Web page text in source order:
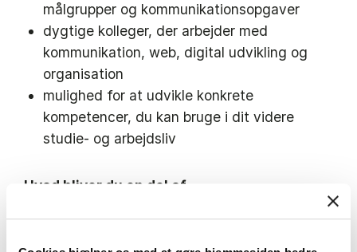
målgrupper og kommunikationsopgaver
dygtige kolleger, der arbejder med
kommunikation, web, digital udvikling og
organisation
mulighed for at udvikle konkrete
kompetencer, du kan bruge i dit videre
studie- og arbejdsliv
Hvad bliver du en del af